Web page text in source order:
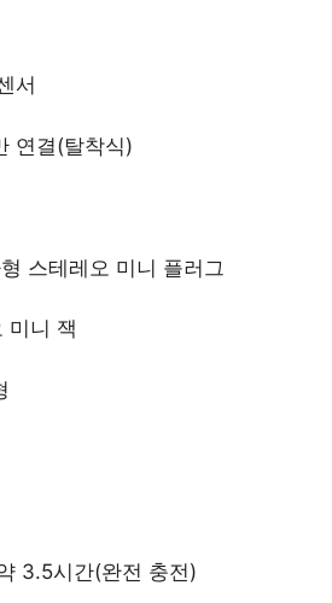
서
연결(탈착식)
스테레오 미니 플러그
미니 잭
3.5시간(완전 충전)